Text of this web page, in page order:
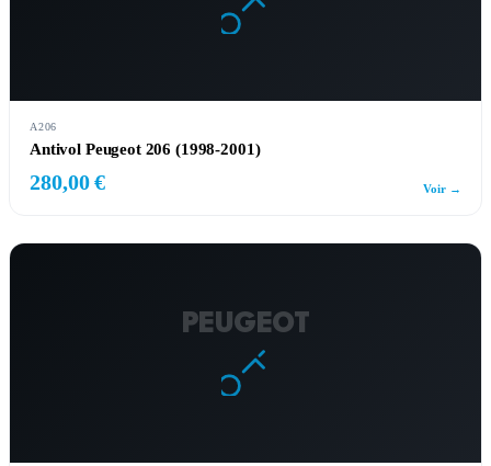
A206
Antivol Peugeot 206 (1998-2001)
280,00 € Voir →
PEUGEOT